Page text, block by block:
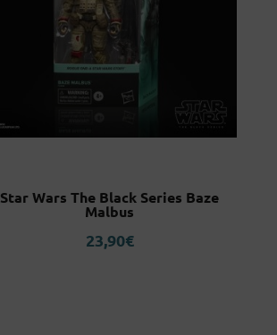
Star Wars The Black Series Baze
Malbus
23,90€